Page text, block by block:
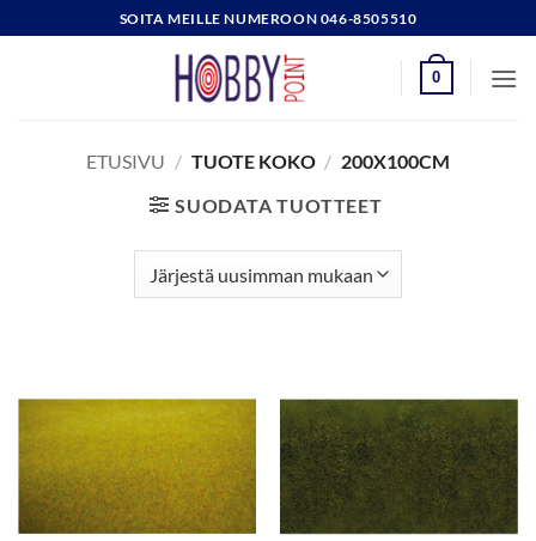
to
SOITA MEILLE NUMEROON 046-8505510
0
ETUSIVU / TUOTE KOKO / 200X100CM
SUODATA TUOTTEET